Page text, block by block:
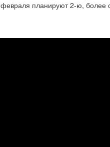
февраля планируют 2-ю,